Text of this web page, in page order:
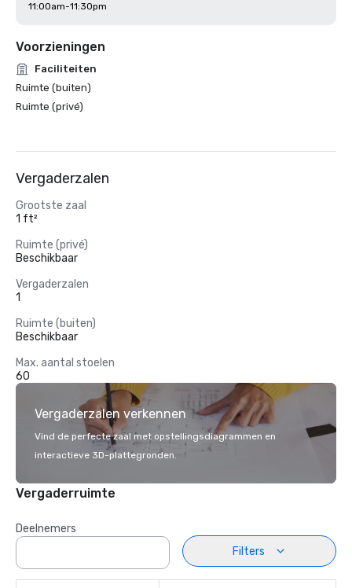
11:00am-11:30pm
Voorzieningen
Faciliteiten
Ruimte (buiten)
Ruimte (privé)
Vergaderzalen
Grootste zaal
1 ft²
Ruimte (privé)
Beschikbaar
Vergaderzalen
1
Ruimte (buiten)
Beschikbaar
Max. aantal stoelen
60
Vergaderzalen verkennen
Vind de perfecte zaal met opstellingsdiagrammen en
interactieve 3D-plattegronden.
Vergaderruimte
Deelnemers
Filters